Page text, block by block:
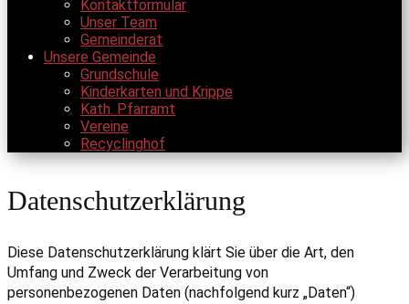
Kontaktformular
Unser Team
Gemeinderat
Unsere Gemeinde
Grundschule
Kinderkarten und Krippe
Kath. Pfarramt
Vereine
Recyclinghof
Datenschutzerklärung
Diese Datenschutzerklärung klärt Sie über die Art, den
Umfang und Zweck der Verarbeitung von
personenbezogenen Daten (nachfolgend kurz „Daten“)